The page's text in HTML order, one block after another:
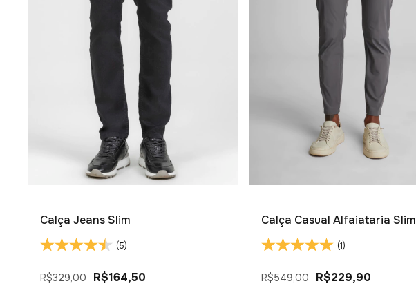
Calça Jeans Slim
(5)
R$329,00 R$164,50
Calça Casual Alfaiataria Slim
(1)
R$549,00 R$229,90